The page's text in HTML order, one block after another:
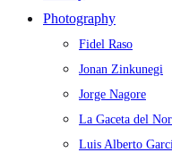
Photography
Fidel Raso
Jonan Zinkunegi
Jorge Nagore
La Gaceta del
Luis Alberto